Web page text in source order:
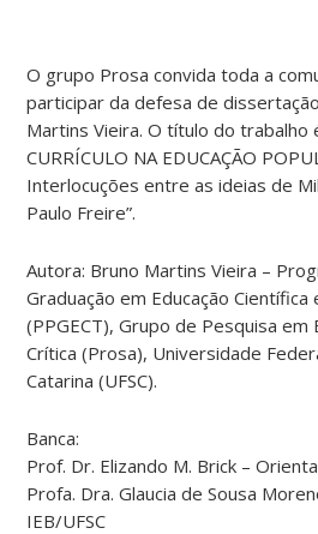
O grupo Prosa convida toda a
participar da defesa de
Martins Vieira. O título do trabalho
CURRÍCULO NA EDUCAÇÃO
Interlocuções entre as ideias de
Paulo Freire”.
Autora: Bruno Martins Vieira –
Graduação em Educação Científica
(PPGECT), Grupo de Pesquisa em
Crítica (Prosa), Universidade
Catarina (UFSC).
Banca:
Prof. Dr. Elizando M. Brick –
Profa. Dra. Glaucia de Sousa
IEB/UFSC